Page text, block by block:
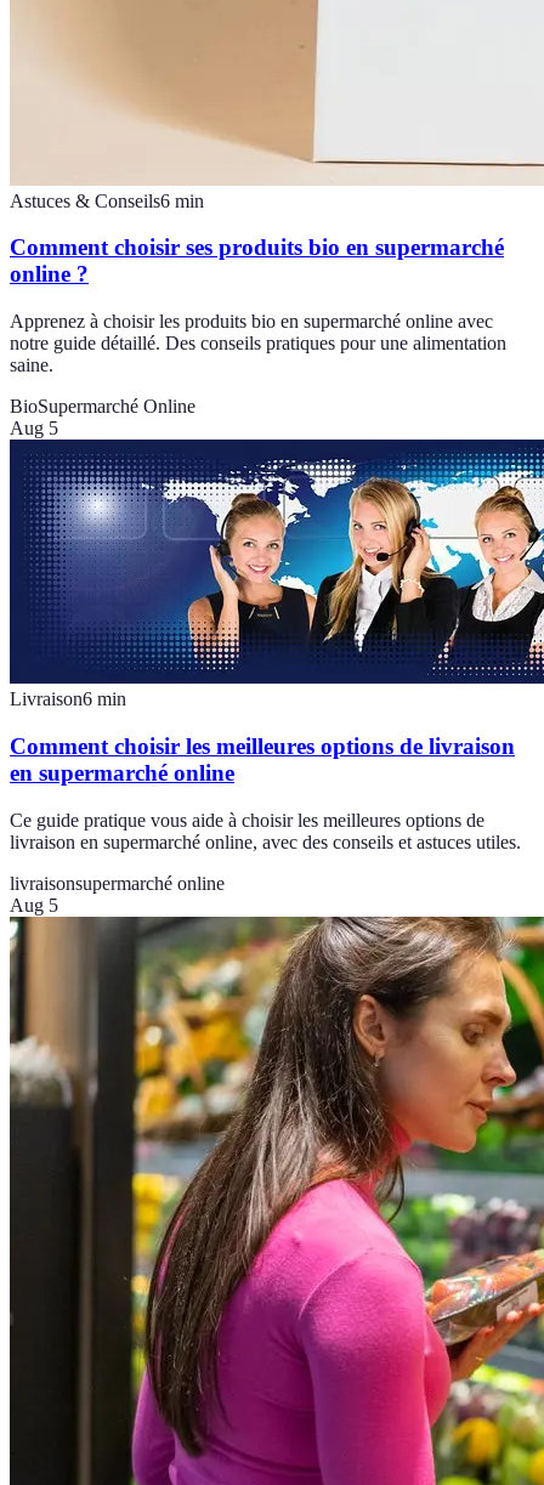
Astuces & Conseils6 min
Comment choisir ses produits bio en supermarché
online ?
Apprenez à choisir les produits bio en supermarché online avec
notre guide détaillé. Des conseils pratiques pour une alimentation
saine.
BioSupermarché Online
Aug 5
Livraison6 min
Comment choisir les meilleures options de livraison
en supermarché online
Ce guide pratique vous aide à choisir les meilleures options de
livraison en supermarché online, avec des conseils et astuces utiles.
livraisonsupermarché online
Aug 5